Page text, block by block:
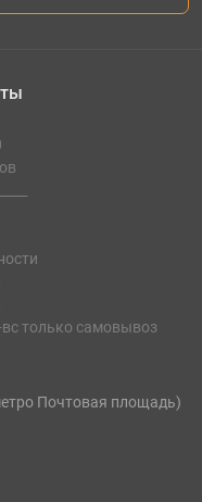
только самовывоз
Почтовая площадь)